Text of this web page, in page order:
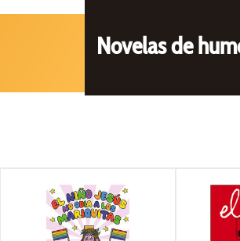
Novelas de